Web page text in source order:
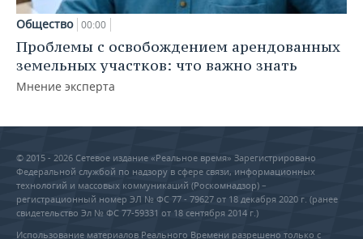
Общество 00:00
Проблемы с освобождением арендованных
земельных участков: что важно знать
Мнение эксперта
© 2015 - 2026 Сетевое издание «Реальное время» Зарегистрировано
Федеральной службой по надзору в сфере связи, информационных
технологий и массовых коммуникаций (Роскомнадзор) –
регистрационный номер ЭЛ № ФС 77 - 79627 от 18 декабря 2020 г. (ранее
свидетельство Эл № ФС 77-59331 от 18 сентября 2014 г.)
Использование материалов Реального Времени разрешено только с